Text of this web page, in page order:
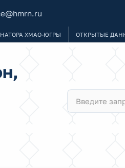
ХМАО-ЮГРЫ ОТКРЫТЫЕ